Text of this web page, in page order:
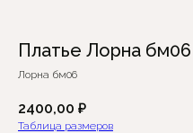
Платье Лорна бм06
Лорна бм06
2400,00 ₽
Таблица размеров